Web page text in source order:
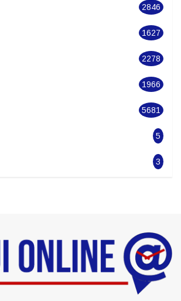
551
20396
2846
1627
2278
1966
5681